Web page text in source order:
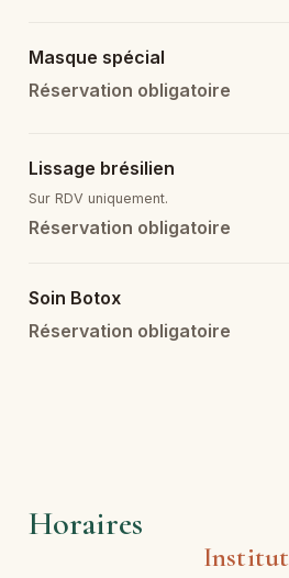
Masque spécial
Réservation obligatoire
Lissage brésilien
Sur RDV uniquement.
Réservation obligatoire
Soin Botox
Réservation obligatoire
Horaires
Institut